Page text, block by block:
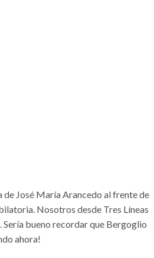
José María Arancedo al frente de
Nosotros desde Tres Líneas
Sería bueno recordar que Bergoglio
ahora!